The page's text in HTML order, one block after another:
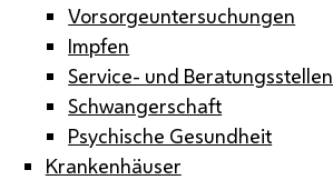
Vorsorgeuntersuchungen
Impfen
Service- und Beratungsstellen
Schwangerschaft
Psychische Gesundheit
Krankenhäuser